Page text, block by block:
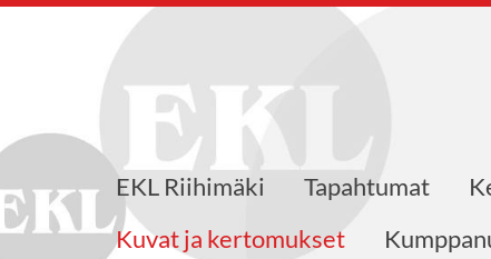
ryEKL Riihimäki Tapahtumat
Kuvat ja kertomukset